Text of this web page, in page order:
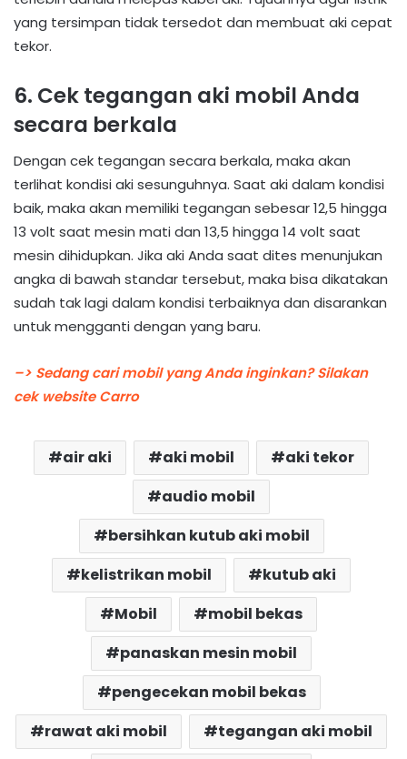
yang tersimpan tidak tersedot dan membuat aki cepat
tekor.
6. Cek tegangan aki mobil Anda
secara berkala
Dengan cek tegangan secara berkala, maka akan
terlihat kondisi aki sesunguhnya. Saat aki dalam kondisi
baik, maka akan memiliki tegangan sebesar 12,5 hingga
13 volt saat mesin mati dan 13,5 hingga 14 volt saat
mesin dihidupkan. Jika aki Anda saat dites menunjukan
angka di bawah standar tersebut, maka bisa dikatakan
sudah tak lagi dalam kondisi terbaiknya dan disarankan
untuk mengganti dengan yang baru.
–> Sedang cari mobil yang Anda inginkan? Silakan
cek website Carro
air aki aki mobil
aki tekor
audio mobil
bersihkan kutub aki mobil
kelistrikan mobil
kutub aki
Mobil
mobil bekas
panaskan mesin mobil
pengecekan mobil bekas
rawat aki mobil
tegangan aki mobil